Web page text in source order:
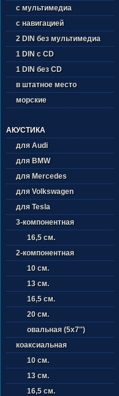
с мультимедиа
с навигацией
2 DIN без мультимедиа
1 DIN с CD
1 DIN без CD
в штатное место
морские
АКУСТИКА
для Audi
для BMW
для Mercedes
для Volkswagen
для Tesla
3-компонентная
16,5 см.
2-компонентная
10 см.
13 см.
16,5 см.
20 см.
овальная (5х7'')
коаксиальная
10 см.
13 см.
16,5 см.